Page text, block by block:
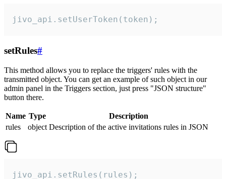
jivo_api.setUserToken(token);
setRules#
This method allows you to replace the triggers' rules with the
transmitted object. You can get an example of such object in our
admin panel in the Triggers section, just press "JSON structure"
button there.
Name Type
Description
rules
object Description of the active invitations rules in JSON
jivo_api.setRules(rules);